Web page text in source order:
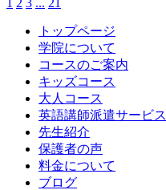
1 2 3 ... 21
トップページ
学院について
コースのご案内
キッズコース
大人コース
英語講師派遣サービス
先生紹介
保護者の声
料金について
ブログ